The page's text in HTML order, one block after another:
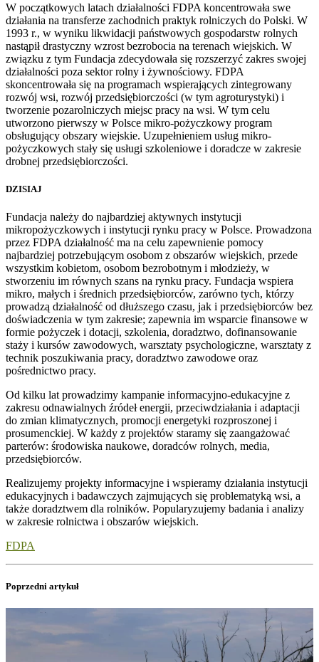
W początkowych latach działalności FDPA koncentrowała swe
działania na transferze zachodnich praktyk rolniczych do Polski. W
1993 r., w wyniku likwidacji państwowych gospodarstw rolnych
nastąpił drastyczny wzrost bezrobocia na terenach wiejskich. W
związku z tym Fundacja zdecydowała się rozszerzyć zakres swojej
działalności poza sektor rolny i żywnościowy. FDPA
skoncentrowała się na programach wspierających zintegrowany
rozwój wsi, rozwój przedsiębiorczości (w tym agroturystyki) i
tworzenie pozarolniczych miejsc pracy na wsi. W tym celu
utworzono pierwszy w Polsce mikro-pożyczkowy program
obsługujący obszary wiejskie. Uzupełnieniem usług mikro-
pożyczkowych stały się usługi szkoleniowe i doradcze w zakresie
drobnej przedsiębiorczości.
DZISIAJ
Fundacja należy do najbardziej aktywnych instytucji
mikropożyczkowych i instytucji rynku pracy w Polsce. Prowadzona
przez FDPA działalność ma na celu zapewnienie pomocy
najbardziej potrzebującym osobom z obszarów wiejskich, przede
wszystkim kobietom, osobom bezrobotnym i młodzieży, w
stworzeniu im równych szans na rynku pracy. Fundacja wspiera
mikro, małych i średnich przedsiębiorców, zarówno tych, którzy
prowadzą działalność od dłuższego czasu, jak i przedsiębiorców bez
doświadczenia w tym zakresie; zapewnia im wsparcie finansowe w
formie pożyczek i dotacji, szkolenia, doradztwo, dofinansowanie
staży i kursów zawodowych, warsztaty psychologiczne, warsztaty z
technik poszukiwania pracy, doradztwo zawodowe oraz
pośrednictwo pracy.
Od kilku lat prowadzimy kampanie informacyjno-edukacyjne z
zakresu odnawialnych źródeł energii, przeciwdziałania i adaptacji
do zmian klimatycznych, promocji energetyki rozproszonej i
prosumenckiej. W każdy z projektów staramy się zaangażować
parterów: środowiska naukowe, doradców rolnych, media,
przedsiębiorców.
Realizujemy projekty informacyjne i wspieramy działania instytucji
edukacyjnych i badawczych zajmujących się problematyką wsi, a
także doradztwem dla rolników. Popularyzujemy badania i analizy
w zakresie rolnictwa i obszarów wiejskich.
FDPA
Poprzedni artykuł